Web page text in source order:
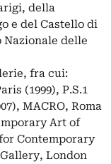
della
e del Castello di
Nazionale delle
fra cui:
(1999), P.S.1
MACRO, Roma
Art of
Contemporary
London